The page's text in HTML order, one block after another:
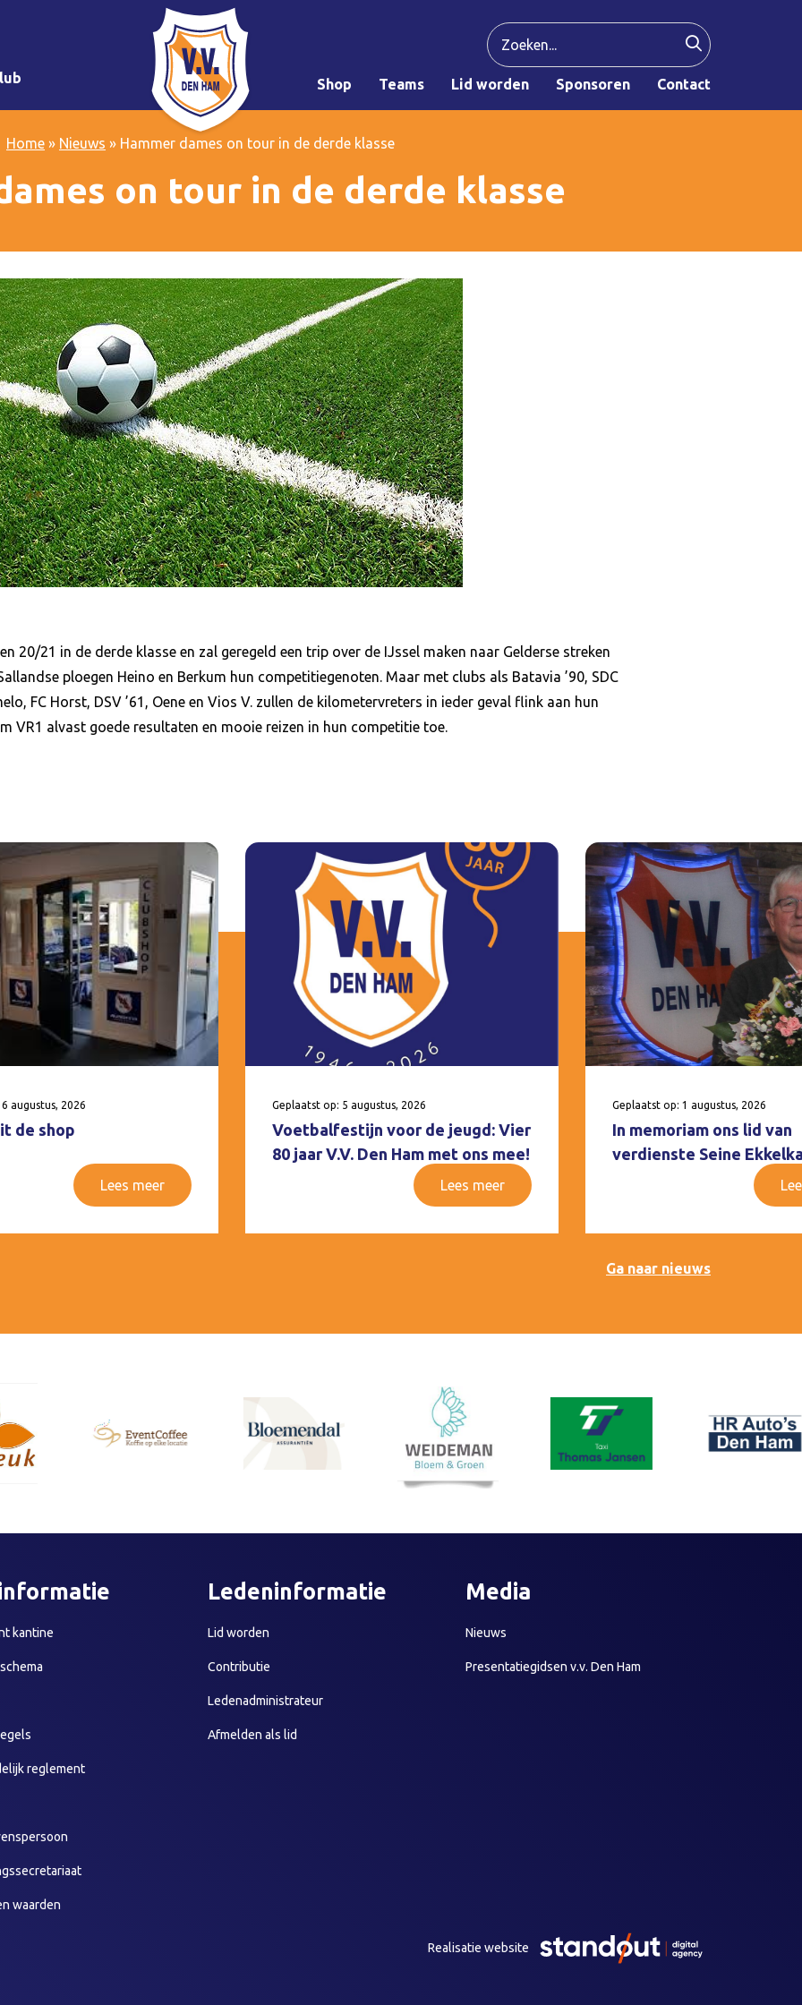
Shop Teams Lid worden Sponsoren Contact
Home » Nieuws » Hammer dames on tour in de derde klasse
on tour in de derde klasse
20/21 in de derde klasse en zal geregeld een trip over de IJssel maken naar Gelderse streken
ploegen Heino en Berkum hun competitiegenoten. Maar met clubs als Batavia ’90, SDC
FC Horst, DSV ’61, Oene en Vios V. zullen de kilometervreters in ieder geval flink aan hun
VR1 alvast goede resultaten en mooie reizen in hun competitie toe.
augustus, 2026
de shop
Lees meer
Geplaatst op: 5 augustus, 2026
Voetbalfestijn voor de jeugd: Vier
80 jaar V.V. Den Ham met ons mee!
Lees meer
Geplaatst op: 1 augustus, 2026
In memoriam ons lid van
verdienste Seine
Ga naar nieuws
kantine
reglement
waarden
Ledeninformatie
Lid worden
Contributie
Ledenadministrateur
Afmelden als lid
Media
Nieuws
Presentatiegidsen v.v. Den Ham
Realisatie website